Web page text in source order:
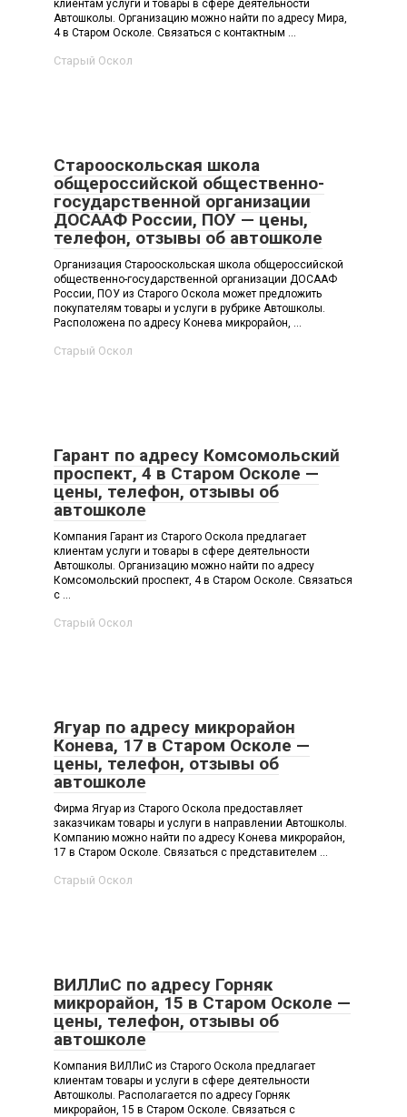
клиентам услуги и товары в сфере деятельности
Автошколы. Организацию можно найти по адресу Мира,
4 в Старом Осколе. Связаться с контактным ...
Старый Оскол
Старооскольская школа
общероссийской общественно-
государственной организации
ДОСААФ России, ПОУ — цены,
телефон, отзывы об автошколе
Организация Старооскольская школа общероссийской
общественно-государственной организации ДОСААФ
России, ПОУ из Старого Оскола может предложить
покупателям товары и услуги в рубрике Автошколы.
Расположена по адресу Конева микрорайон, ...
Старый Оскол
Гарант по адресу Комсомольский
проспект, 4 в Старом Осколе —
цены, телефон, отзывы об
автошколе
Компания Гарант из Старого Оскола предлагает
клиентам услуги и товары в сфере деятельности
Автошколы. Организацию можно найти по адресу
Комсомольский проспект, 4 в Старом Осколе. Связаться
с ...
Старый Оскол
Ягуар по адресу микрорайон
Конева, 17 в Старом Осколе —
цены, телефон, отзывы об
автошколе
Фирма Ягуар из Старого Оскола предоставляет
заказчикам товары и услуги в направлении Автошколы.
Компанию можно найти по адресу Конева микрорайон,
17 в Старом Осколе. Связаться с представителем ...
Старый Оскол
ВИЛЛиС по адресу Горняк
микрорайон, 15 в Старом Осколе —
цены, телефон, отзывы об
автошколе
Компания ВИЛЛиС из Старого Оскола предлагает
клиентам товары и услуги в сфере деятельности
Автошколы. Располагается по адресу Горняк
микрорайон, 15 в Старом Осколе. Связаться с